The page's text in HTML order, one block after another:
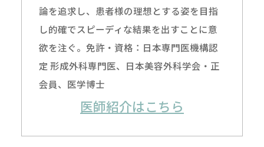
論を追求し、患者様の理想とする姿を目指
し的確でスピーディな結果を出すことに意
欲を注ぐ。免許・資格：日本専門医機構認
定 形成外科専門医、日本美容外科学会・正
会員、医学博士
医師紹介はこちら